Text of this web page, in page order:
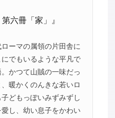
六冊「家」』
ーマの属領の片田舎に
でもいるような平凡で
かつて山賊の一味だっ
暖かくのんきな若いロ
どもっぽいみずみずし
し、幼い息子をかわい